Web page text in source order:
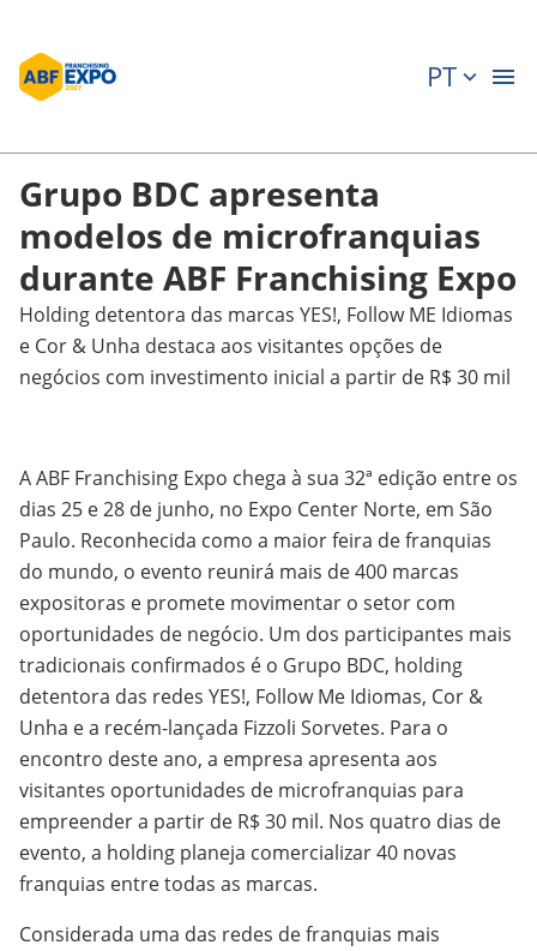
PT
Grupo BDC apresenta
modelos de microfranquias
durante ABF Franchising Expo
Holding detentora das marcas YES!, Follow ME Idiomas
e Cor & Unha destaca aos visitantes opções de
negócios com investimento inicial a partir de R$ 30 mil
A ABF Franchising Expo chega à sua 32ª edição entre os
dias 25 e 28 de junho, no Expo Center Norte, em São
Paulo. Reconhecida como a maior feira de franquias
do mundo, o evento reunirá mais de 400 marcas
expositoras e promete movimentar o setor com
oportunidades de negócio. Um dos participantes mais
tradicionais confirmados é o Grupo BDC, holding
detentora das redes YES!, Follow Me Idiomas, Cor &
Unha e a recém-lançada Fizzoli Sorvetes. Para o
encontro deste ano, a empresa apresenta aos
visitantes oportunidades de microfranquias para
empreender a partir de R$ 30 mil. Nos quatro dias de
evento, a holding planeja comercializar 40 novas
franquias entre todas as marcas.
Considerada uma das redes de franquias mais